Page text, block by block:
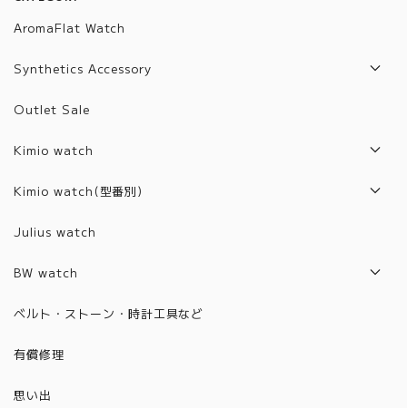
AromaFlat Watch
Synthetics Accessory
Artifact List
Outlet Sale
Kimio watch
2017年モデル
2021年モデル
2022年モデル
2023年モデル
Kimio watch(型番別)
Z1001~2000
6301~6400
6401~6500
Julius watch
BW watch
2021年モデル
ベルト・ストーン・時計工具など
有償修理
思い出